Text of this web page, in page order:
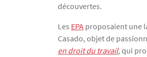
découvertes.
Les EPA proposaient une
Casado, objet de
en droit du travail,qui